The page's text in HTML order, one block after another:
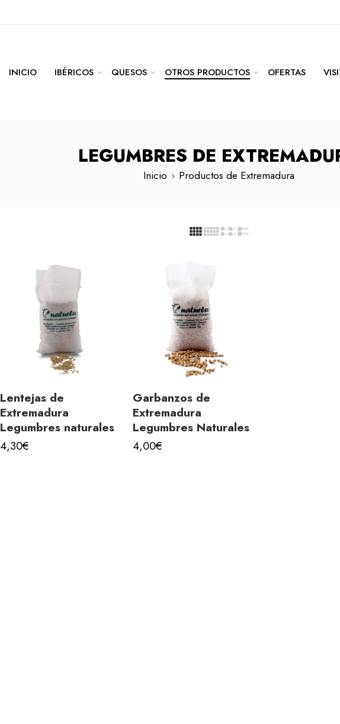
INICIO IBÉRICOS QUESOS OTROS PRODUCTOS OFERTAS
LEGUMBRES DE
Inicio Productos de Extremadura
Lentejas de
Extremadura
Legumbres naturales
4,30€
Garbanzos de
Extremadura
Legumbres Naturales
4,00€